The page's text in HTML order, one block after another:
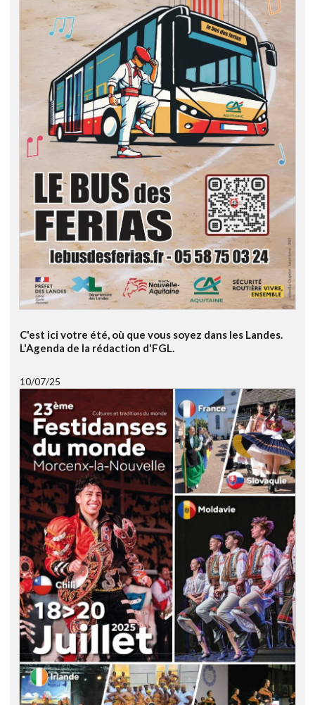
C'est ici votre été, où que vous soyez dans les Landes.
L'Agenda de la rédaction d'FGL.
10/07/25